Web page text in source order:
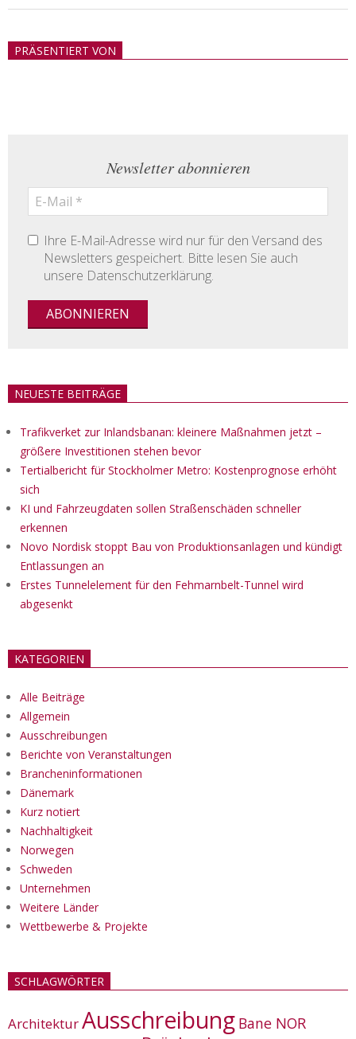
21PRÄSENTIERT VON
Newsletter abonnieren
Ihre E-Mail-Adresse wird nur für den Versand des
Newsletters gespeichert. Bitte lesen Sie auch
unsere Datenschutzerklärung.
NEUESTE BEITRÄGE
Trafikverket zur Inlandsbanan: kleinere Maßnahmen jetzt –
größere Investitionen stehen bevor
Tertialbericht für Stockholmer Metro: Kostenprognose erhöht
sich
KI und Fahrzeugdaten sollen Straßenschäden schneller
erkennen
Novo Nordisk stoppt Bau von Produktionsanlagen und kündigt
Entlassungen an
Erstes Tunnelelement für den Fehmarnbelt-Tunnel wird
abgesenkt
KATEGORIEN
Alle Beiträge
Allgemein
Ausschreibungen
Berichte von Veranstaltungen
Brancheninformationen
Dänemark
Kurz notiert
Nachhaltigkeit
Norwegen
Schweden
Unternehmen
Weitere Länder
Wettbewerbe & Projekte
SCHLAGWÖRTER
ArchitekturAusschreibung Bane NOR